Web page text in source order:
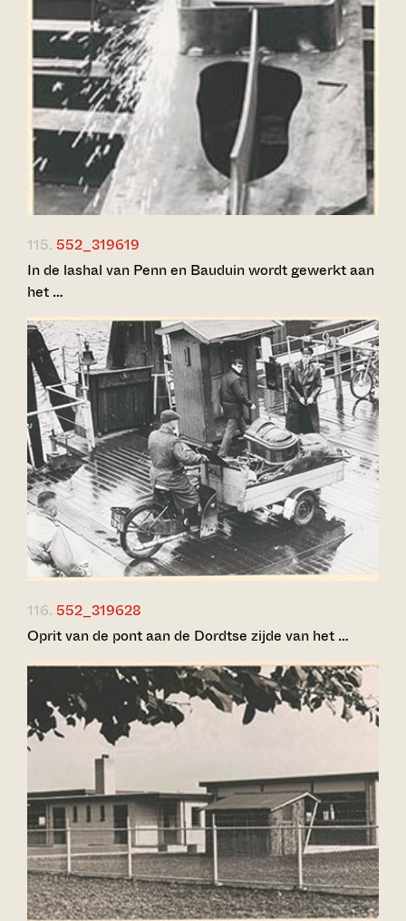
115. 552_319619
In de lashal van Penn en Bauduin wordt gewerkt aan
het …
116. 552_319628
Oprit van de pont aan de Dordtse zijde van het …